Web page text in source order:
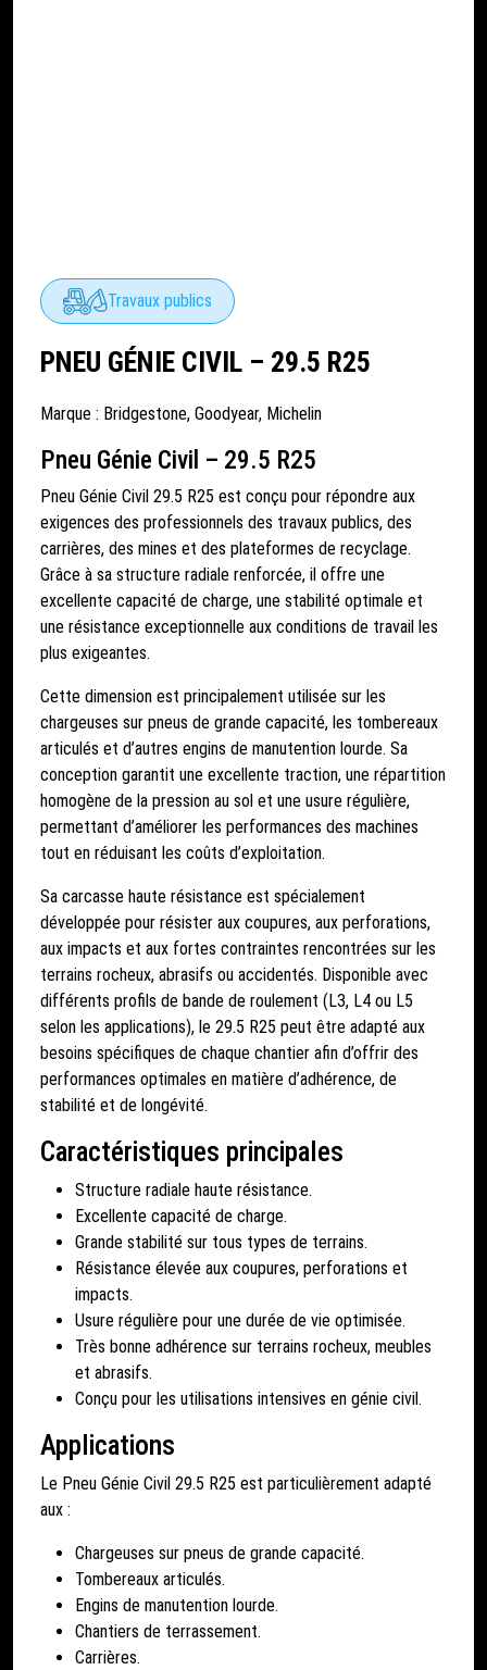
Travaux publics
PNEU GÉNIE CIVIL – 29.5 R25
Marque : Bridgestone, Goodyear, Michelin
Pneu Génie Civil – 29.5 R25
Pneu Génie Civil 29.5 R25 est conçu pour répondre aux
exigences des professionnels des travaux publics, des
carrières, des mines et des plateformes de recyclage.
Grâce à sa structure radiale renforcée, il offre une
excellente capacité de charge, une stabilité optimale et
une résistance exceptionnelle aux conditions de travail les
plus exigeantes.
Cette dimension est principalement utilisée sur les
chargeuses sur pneus de grande capacité, les tombereaux
articulés et d’autres engins de manutention lourde. Sa
conception garantit une excellente traction, une répartition
homogène de la pression au sol et une usure régulière,
permettant d’améliorer les performances des machines
tout en réduisant les coûts d’exploitation.
Sa carcasse haute résistance est spécialement
développée pour résister aux coupures, aux perforations,
aux impacts et aux fortes contraintes rencontrées sur les
terrains rocheux, abrasifs ou accidentés. Disponible avec
différents profils de bande de roulement (L3, L4 ou L5
selon les applications), le 29.5 R25 peut être adapté aux
besoins spécifiques de chaque chantier afin d’offrir des
performances optimales en matière d’adhérence, de
stabilité et de longévité.
Caractéristiques principales
Structure radiale haute résistance.
Excellente capacité de charge.
Grande stabilité sur tous types de terrains.
Résistance élevée aux coupures, perforations et
impacts.
Usure régulière pour une durée de vie optimisée.
Très bonne adhérence sur terrains rocheux, meubles
et abrasifs.
Conçu pour les utilisations intensives en génie civil.
Applications
Le Pneu Génie Civil 29.5 R25 est particulièrement adapté
aux :
Chargeuses sur pneus de grande capacité.
Tombereaux articulés.
Engins de manutention lourde.
Chantiers de terrassement.
Carrières.